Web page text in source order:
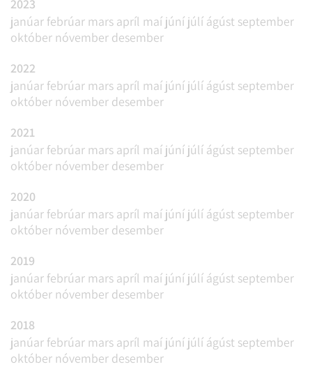
2023
janúar febrúar mars apríl maí júní júlí ágúst september
október nóvember desember
2022
janúar febrúar mars apríl maí júní júlí ágúst september
október nóvember desember
2021
janúar febrúar mars apríl maí júní júlí ágúst september
október nóvember desember
2020
janúar febrúar mars apríl maí júní júlí ágúst september
október nóvember desember
2019
janúar febrúar mars apríl maí júní júlí ágúst september
október nóvember desember
2018
janúar febrúar mars apríl maí júní júlí ágúst september
október nóvember desember